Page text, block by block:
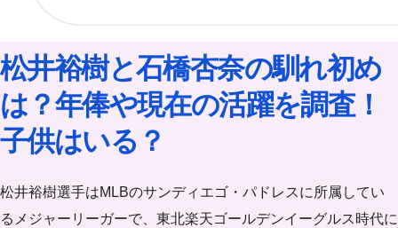
松井裕樹と石橋杏奈の馴れ初め
は？年俸や現在の活躍を調査！
子供はいる？
松井裕樹選手はMLBのサンディエゴ・パドレスに所属してい
るメジャーリーガーで、東北楽天ゴールデンイーグルス時代に